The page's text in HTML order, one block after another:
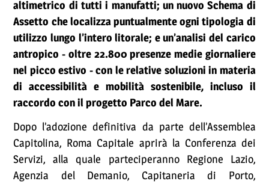
altimetrico di tutti i manufatti; un nuovo Schema di
Assetto che localizza puntualmente ogni tipologia di
utilizzo lungo l’intero litorale; e un’analisi del carico
antropico - oltre 22.800 presenze medie giornaliere
nel picco estivo - con le relative soluzioni in materia
di accessibilità e mobilità sostenibile, incluso il
raccordo con il progetto Parco del Mare.
Dopo l’adozione definitiva da parte dell’Assemblea
Capitolina, Roma Capitale aprirà la Conferenza dei
Servizi, alla quale parteciperanno Regione Lazio,
Agenzia del Demanio, Capitaneria di Porto,